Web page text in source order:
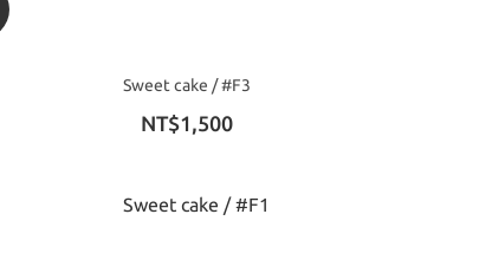
Sweet cake / #F3
NT$1,500